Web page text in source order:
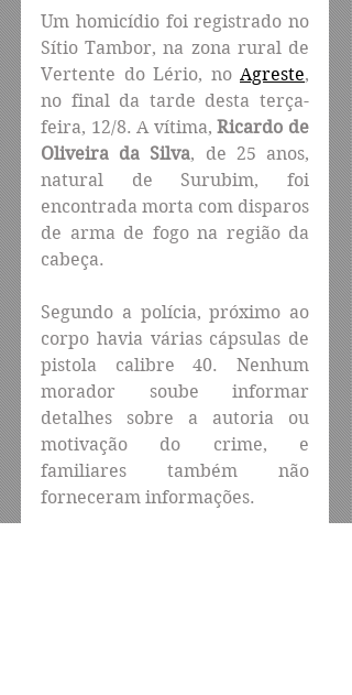
Um homicídio foi registrado no
Sítio Tambor, na zona rural de
Vertente do Lério, no Agreste,
no final da tarde desta terça-
feira, 12/8. A vítima, Ricardo de
Oliveira da Silva, de 25 anos,
natural de Surubim, foi
encontrada morta com disparos
de arma de fogo na região da
cabeça.
Segundo a polícia, próximo ao
corpo havia várias cápsulas de
pistola calibre 40. Nenhum
morador soube informar
detalhes sobre a autoria ou
motivação do crime, e
familiares também não
forneceram informações.